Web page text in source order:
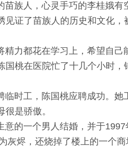
人，心灵手巧的李桂娥有
证了苗族人的历史和文化，
力都花在学习上，希望自己
桃在医院忙了十几个小时
时工，陈国桃应聘成功。她
是骄傲。
一个男人结婚，并于1997
灰烬，还烧掉了楼上的一个